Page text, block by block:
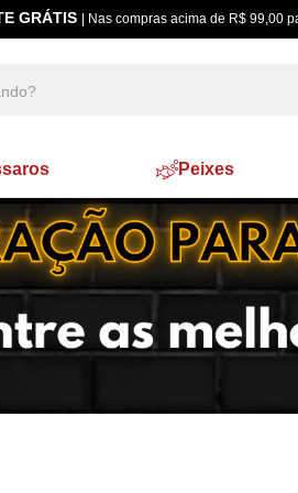
GRÁTIS | Nas compras acima de R$ 99,00
Peixes